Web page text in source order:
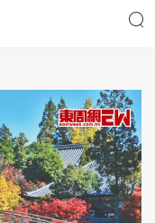
時事財經
優享生活